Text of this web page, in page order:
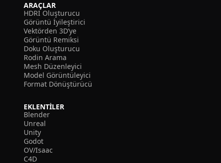
ARAÇLAR
HDRI Oluşturucu
Görüntü İyileştirici
Vektörden 3D’ye
Görüntü Remiksi
Doku Oluşturucu
Rodin Arama
Mesh Düzenleyici
Model Görüntüleyici
Format Dönüştürücü
EKLENTILER
Blender
Unreal
Unity
Godot
OV/Isaac
C4D